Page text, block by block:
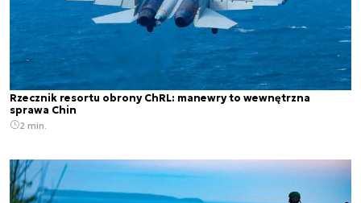
Rzecznik resortu obrony ChRL: manewry to wewnętrzna
sprawa Chin
2 min.